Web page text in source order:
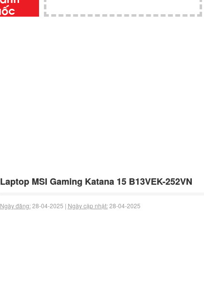
Laptop MSI Gaming Katana 15 B13VEK-252VN
Ngày đăng:28-04-2025 | Ngày cập nhật:28-04-2025